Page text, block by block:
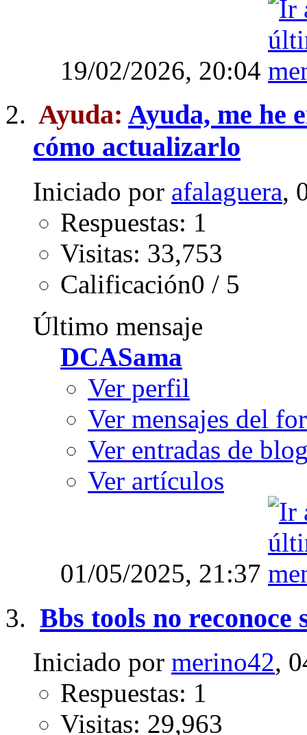
19/02/2026, 20:04
Ayuda: Ayuda, me he
cómo actualizarlo
Iniciado por afalaguera,
Respuestas: 1
Visitas: 33,753
Calificación0 / 5
Último mensaje
DCASama
Ver perfil
Ver mensajes del
Ver entradas de
Ver artículos
01/05/2025, 21:37
Bbs tools no reconoce
Iniciado por merino42,
Respuestas: 1
Visitas: 29,963